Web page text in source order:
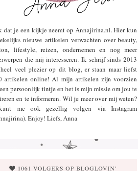
dat je een kijkje neemt op Annajirina.nl. Hier kun
nieuwe artikelen verwachten over beauty,
lifestyle, reizen, ondernemen en nog meer
die mij interesseren. Ik schrijf sinds 2013
veel plezier op dit blog, er staan maar liefst
artikelen online! Al mijn artikelen zijn voorzien
persoonlijk tintje en het is mijn missie om jou te
en te informeren. Wil je meer over mij weten?
me ook gezellig volgen via Instagram
Enjoy! Liefs, Anna
1061 VOLGERS OP BLOGLOVIN'